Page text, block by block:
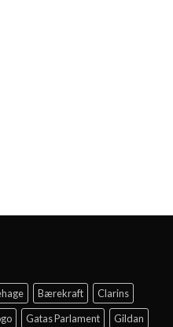
Bærekraft
Clarins
Gatas Parlament
Gildan